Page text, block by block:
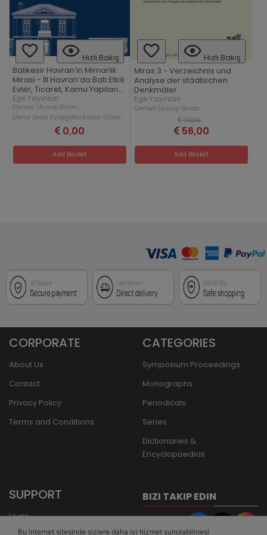
Hızlı Bakış
Balikesir Havran’in Mimarlik
Mirasi - III Havran’da Bati Etkili
Evler, Ticaret, Kamu Yapilari
ve Koruma Projeleri
Ege Yayınları
Demet Ulusoy Binan,
Deniz Sena Eyüpgiller,Koray Güler...
0,00
Add Basket
Hızlı Bakış
Miras 3 - Verzeichnis und
Analyse der städtischen
Denkmäler
Ege Yayınları
Demet Ulusoy Binan
70,00
56,00
Add Basket
CORPORATE
About Us
Contact
Privacy Policy
Terms and Conditions
CATEGORIES
Symposium Proceedings
Monographs
Periodicals
Series
Dictionaries &
Encyclopaedias
SUPPORT
Login
BIZI TAKIP EDIN
Bu internet sitesinde sizlere daha iyi hizmet sunulabilmesi